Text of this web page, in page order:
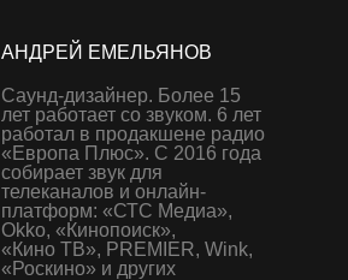
АНДРЕЙ ЕМЕЛЬЯНОВ
Саунд-дизайнер. Более 15
лет работает со звуком. 6 лет
работал в продакшене радио
«Европа Плюс». С 2016 года
собирает звук для
телеканалов и онлайн-
платформ: «СТС Медиа»,
Okko, «Кинопоиск»,
«Кино ТВ», PREMIER, Wink,
«Роскино» и других